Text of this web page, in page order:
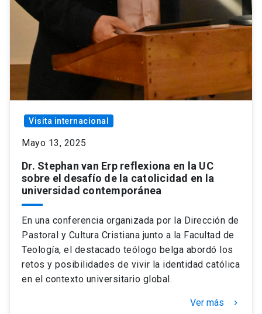
Visita internacional
Mayo 13, 2025
Dr. Stephan van Erp reflexiona en la UC
sobre el desafío de la catolicidad en la
universidad contemporánea
En una conferencia organizada por la Dirección de
Pastoral y Cultura Cristiana junto a la Facultad de
Teología, el destacado teólogo belga abordó los
retos y posibilidades de vivir la identidad católica
en el contexto universitario global.
Ver más keyboard_arrow_right